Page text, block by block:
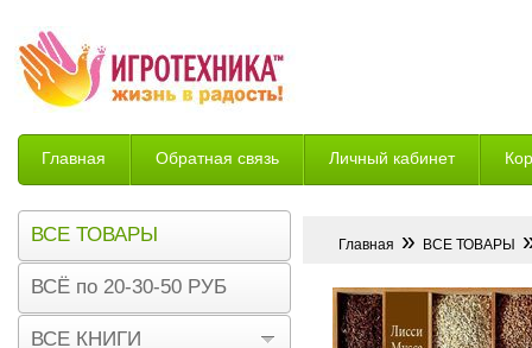
Главная Обратная связь Личный кабинет
Возврат
Главная » ВСЕ ТОВАРЫ
ВСЕ ТОВАРЫ
ВСЁ по 20-30-50 РУБ
ВСЕ КНИГИ